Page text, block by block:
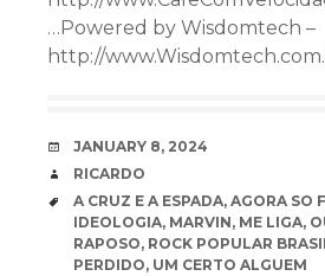
…Powered by Wisdomtech –
http://
DATE
JANUARY 8, 2024
AUTHOR
RICARDO
TAGS
A CRUZ E A ESPADA, AGORA SO
IDEOLOGIA, MARVIN, ME LIGA,
RAPOSO, ROCK POPULAR
PERDIDO, UM CERTO ALGUEM